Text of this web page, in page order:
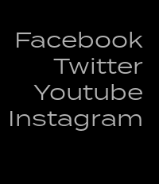
Facebook
Twitter
Youtube
Instagram